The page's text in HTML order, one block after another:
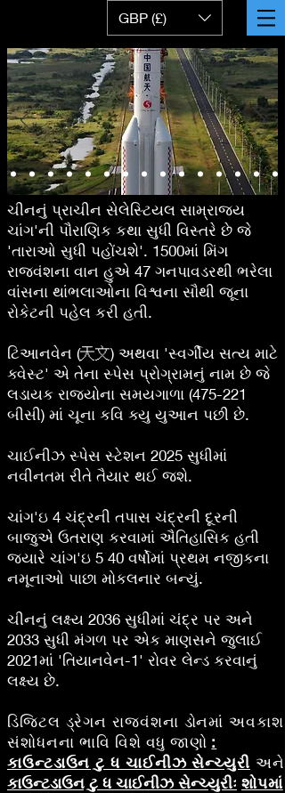
GBP (£)
ચીનનું પ્રાચીન સેલેસ્ટિયલ સામ્રાજ્ય
ચાંગ'ની પૌરાણિક કથા સુધી વિસ્તરે છે જે
'તારાઓ સુધી પહોંચશે'. 1500માં મિંગ
રાજવંશના વાન હુએ 47 ગનપાવડરથી ભરેલા
વાંસના થાંભલાઓના વિશ્વના સૌથી જૂના
રોકેટની પહેલ કરી હતી.
ટિઆનવેન (天文) અથવા 'સ્વર્ગીય સત્ય માટે
ક્વેસ્ટ' એ તેના સ્પેસ પ્રોગ્રામનું નામ છે જે
લડાયક રાજ્યોના સમયગાળા (475-221
બીસી) માં ચૂના કવિ ક્યુ યુઆન પછી છે.
ચાઈનીઝ સ્પેસ સ્ટેશન 2025 સુધીમાં
નવીનતમ રીતે તૈયાર થઈ જશે.
ચાંગ'ઇ 4 ચંદ્રની તપાસ ચંદ્રની દૂરની
બાજુએ ઉતરાણ કરવામાં ઐતિહાસિક હતી
જ્યારે ચાંગ'ઇ 5 40 વર્ષોમાં પ્રથમ નજીકના
નમૂનાઓ પાછા મોકલનાર બન્યું.
ચીનનું લક્ષ્ય 2036 સુધીમાં ચંદ્ર પર અને
2033 સુધી મંગળ પર એક માણસને જુલાઈ
2021માં 'તિયાનવેન-1' રોવર લેન્ડ કરવાનું
લક્ષ્ય છે.
ડિજિટલ ડ્રેગન રાજવંશના ડોનમાં અવકાશ
સંશોધનના ભાવિ વિશે વધુ જાણો :
કાઉન્ટડાઉન ટુ ધ ચાઈનીઝ સેન્ચ્યુરી અને
કાઉન્ટડાઉન ટુ ધ ચાઈનીઝ સેન્ચ્યુરીઃ શોપમાં